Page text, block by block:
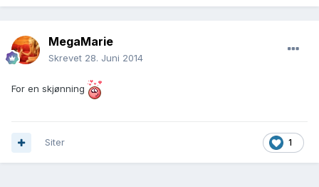
MegaMarie
Skrevet 28. Juni 2014
For en skjønning
1
Siter